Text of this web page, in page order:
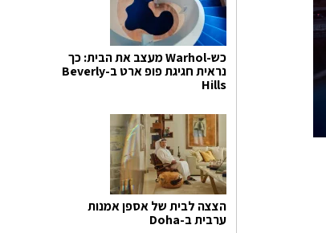
כש-Warhol מעצב את הבית: כך
נראית חגיגת פופ ארט ב-Beverly
Hills
הצצה לבית של אספן אמנות
ערבית ב-Doha